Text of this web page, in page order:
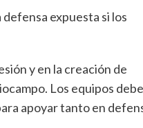
expuesta si los
y en la creación de
Los equipos
apoyar tanto en